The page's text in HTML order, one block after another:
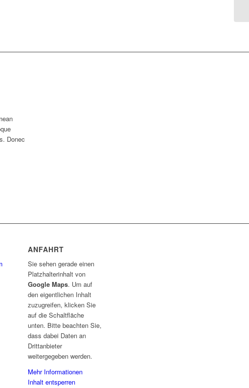
Donec
ANFAHRT
Sie sehen gerade einen
Platzhalterinhalt von
Google Maps. Um auf
den eigentlichen Inhalt
zuzugreifen, klicken Sie
auf die Schaltfläche
unten. Bitte beachten Sie,
dass dabei Daten an
Drittanbieter
weitergegeben werden.
Mehr Informationen
Inhalt entsperren